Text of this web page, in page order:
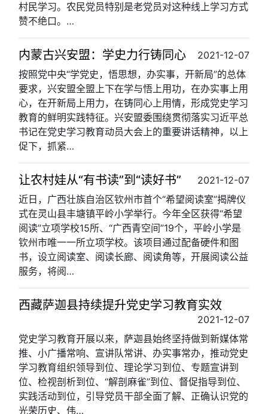
村民学习。农民党员特别是老党员对这种线上学习方式
赞不绝口。…
内蒙古兴安盟：学史力行铸同心
2021-12-07
按照党中央“学党史，悟思想，办实事，开新局”的总体
要求，兴安盟全盟上下在学与悟上用功，在办实事上用
心，在开新局上用力，在铸同心上用情，形成党史学习
教育的鲜明实践特征。兴安盟委围绕贯彻落实习近平总
书记在党史学习教育动员大会上的重要讲话精神，以上
促下，抓紧…
让农村娃从“有书读”到“读好书”
2021-12-07
近日，广西壮族自治区钦州市首个“希望阅读室”揭牌仪
式在灵山县丰塘镇平岭小学举行。今年全区获得“希望
阅读”立项学校15所、“广西青空间”19个，平岭小学是
钦州市唯一一所立项学校。该项目通过配备硬件和图
书，设立阅读室、阅读长廊、阅读角等，开展阅读公益
服务，将阅…
西藏萨迦县持续提升党史学习教育实效
2021-12-07
党史学习教育开展以来，萨迦县始终坚持做到新媒体常
推、小广播常响、宣讲队常讲、办实事常办，推动党史
学习教育组织领导到位、理论学习到位、专题宣讲到
位、检视剖析到位、“解剖麻雀”到位、督促指导到位、
实践活动到位，引导党员干部全面了解、正确认识党的
光荣历史、伟…